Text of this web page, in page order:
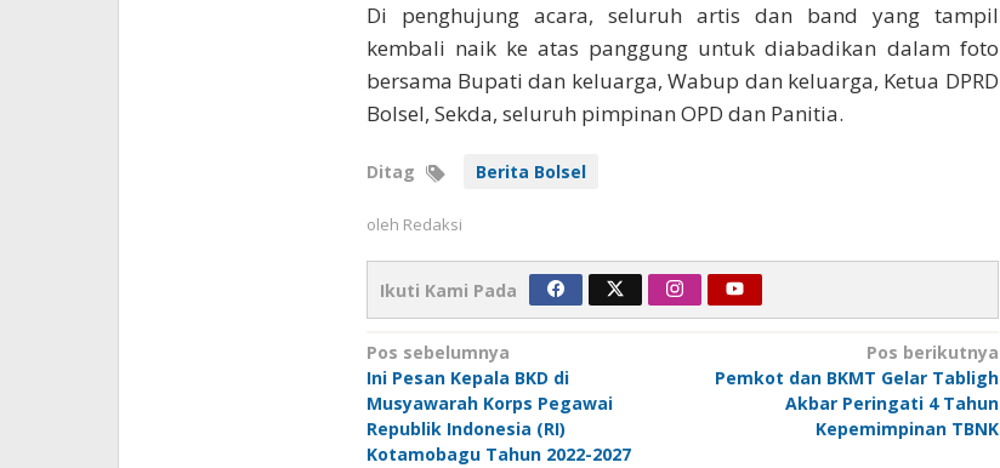
Di penghujung acara, seluruh artis dan band yang tampil
kembali naik ke atas panggung untuk diabadikan dalam foto
bersama Bupati dan keluarga, Wabup dan keluarga, Ketua DPRD
Bolsel, Sekda, seluruh pimpinan OPD dan Panitia.
Ditag Berita Bolsel
oleh Redaksi
Ikuti Kami Pada
Navigasi
pos
Pos sebelumnya
Ini Pesan Kepala BKD di
Musyawarah Korps Pegawai
Republik Indonesia (RI)
Kotamobagu Tahun 2022-2027
Pos berikutnya
Pemkot dan BKMT Gelar Tabligh
Akbar Peringati 4 Tahun
Kepemimpinan TBNK